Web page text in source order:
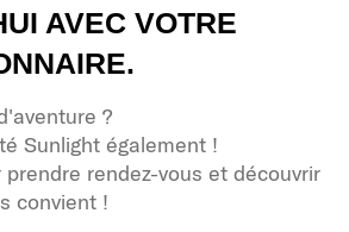
AVEC VOTRE
?
Sunlight également !
rendez-vous et découvrir
convient !